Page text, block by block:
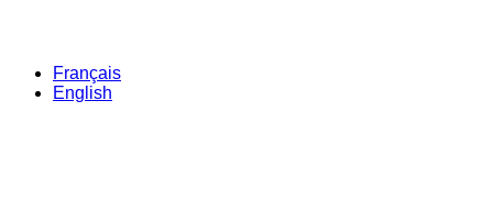
Français
English